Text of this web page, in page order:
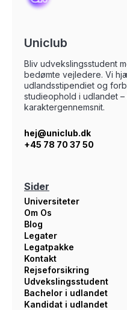
Uniclub
Bliv udvekslingsstudent
bedømte vejledere. Vi
udlandsstipendiet og
studieophold i udlandet –
karaktergennemsnit.
hej@uniclub.dk
+45 78 70 37 50
Sider
Universiteter
Om Os
Blog
Legater
Legatpakke
Kontakt
Rejseforsikring
Udvekslingsstudent
Bachelor i udlandet
Kandidat i udlandet